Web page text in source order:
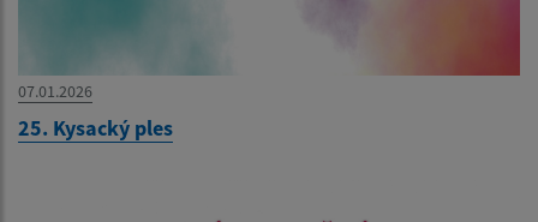
07.01.2026
25. Kysacký ples